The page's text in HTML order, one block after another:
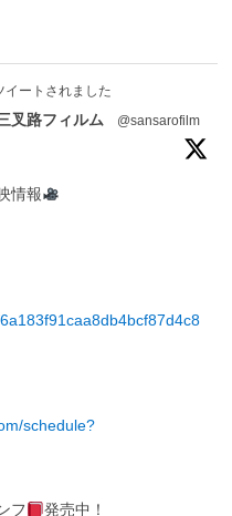
イートされました
叉路フィルム
@sansarofilm
情報
schedule?
フ
発売中！